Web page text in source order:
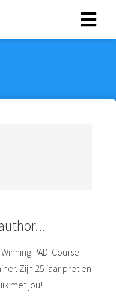
PADI Course
Zijn 25 jaar pret en
met jou!